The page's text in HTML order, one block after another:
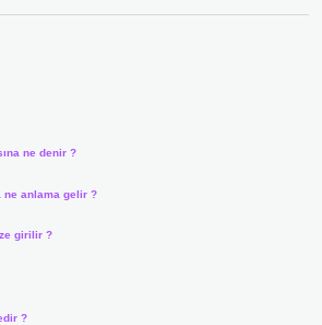
ne denir ?
ne anlama gelir ?
girilir ?
?